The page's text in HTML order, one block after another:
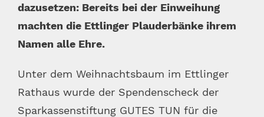
dazusetzen: Bereits bei der Einweihung
machten die Ettlinger Plauderbänke ihrem
Namen alle Ehre.
Unter dem Weihnachtsbaum im Ettlinger
Rathaus wurde der Spendenscheck der
Sparkassenstiftung GUTES TUN für die